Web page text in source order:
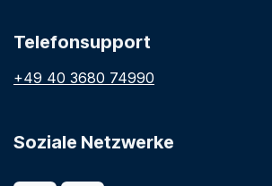
Telefonsupport
+49 40 3680 74990
Soziale Netzwerke